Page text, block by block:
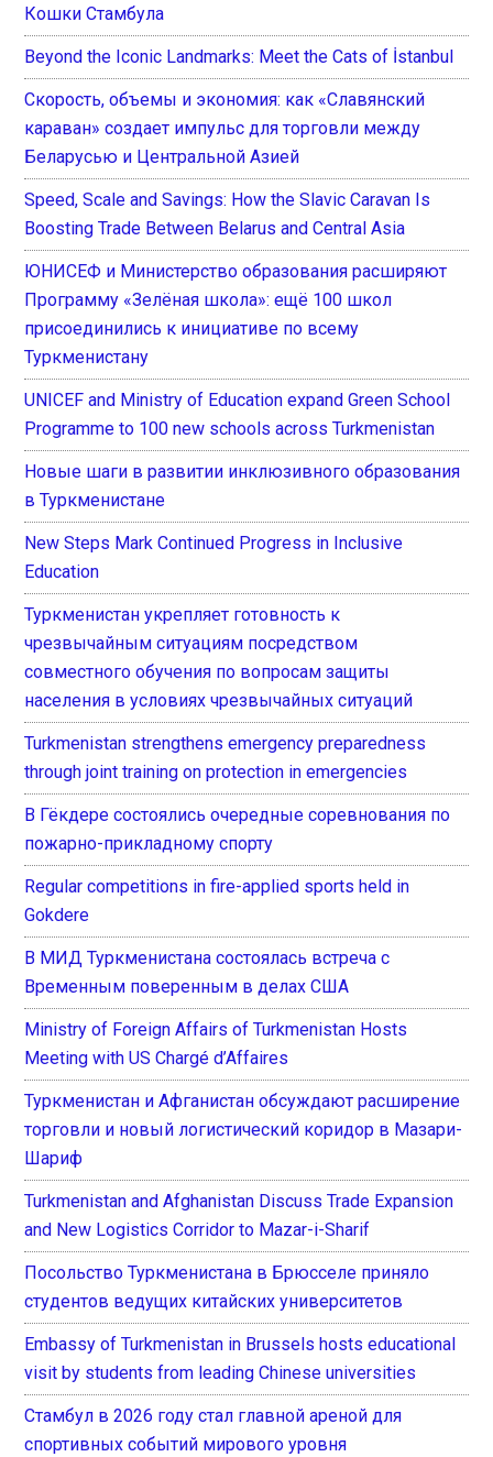
Кошки Стамбула
Beyond the Iconic Landmarks: Meet the Cats of İstanbul
Скорость, объемы и экономия: как «Славянский
караван» создает импульс для торговли между
Беларусью и Центральной Азией
Speed, Scale and Savings: How the Slavic Caravan Is
Boosting Trade Between Belarus and Central Asia
ЮНИСЕФ и Министерство образования расширяют
Программу «Зелёная школа»: ещё 100 школ
присоединились к инициативе по всему
Туркменистану
UNICEF and Ministry of Education expand Green School
Programme to 100 new schools across Turkmenistan
Новые шаги в развитии инклюзивного образования
в Туркменистане
New Steps Mark Continued Progress in Inclusive
Education
Туркменистан укрепляет готовность к
чрезвычайным ситуациям посредством
совместного обучения по вопросам защиты
населения в условиях чрезвычайных ситуаций
Turkmenistan strengthens emergency preparedness
through joint training on protection in emergencies
В Гёкдере состоялись очередные соревнования по
пожарно-прикладному спорту
Regular competitions in fire-applied sports held in
Gokdere
В МИД Туркменистана состоялась встреча с
Временным поверенным в делах США
Ministry of Foreign Affairs of Turkmenistan Hosts
Meeting with US Chargé d’Affaires
Туркменистан и Афганистан обсуждают расширение
торговли и новый логистический коридор в Мазари-
Шариф
Turkmenistan and Afghanistan Discuss Trade Expansion
and New Logistics Corridor to Mazar-i-Sharif
Посольство Туркменистана в Брюсселе приняло
студентов ведущих китайских университетов
Embassy of Turkmenistan in Brussels hosts educational
visit by students from leading Chinese universities
Стамбул в 2026 году стал главной ареной для
спортивных событий мирового уровня